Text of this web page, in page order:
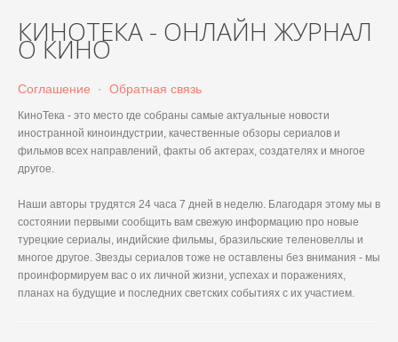
КИНОТЕКА - ОНЛАЙН ЖУРНАЛ
О КИНО
Соглашение · Обратная связь
КиноТека - это место где собраны самые актуальные новости
иностранной киноиндустрии, качественные обзоры сериалов и
фильмов всех направлений, факты об актерах, создателях и многое
другое.
Наши авторы трудятся 24 часа 7 дней в неделю. Благодаря этому мы в
состоянии первыми сообщить вам свежую информацию про новые
турецкие сериалы, индийские фильмы, бразильские теленовеллы и
многое другое. Звезды сериалов тоже не оставлены без внимания - мы
проинформируем вас о их личной жизни, успехах и поражениях,
планах на будущие и последних светских событиях с их участием.